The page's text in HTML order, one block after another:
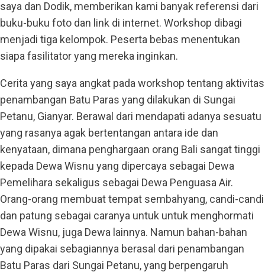
saya dan Dodik, memberikan kami banyak referensi dari
buku-buku foto dan link di internet. Workshop dibagi
menjadi tiga kelompok. Peserta bebas menentukan
siapa fasilitator yang mereka inginkan.
Cerita yang saya angkat pada workshop tentang aktivitas
penambangan Batu Paras yang dilakukan di Sungai
Petanu, Gianyar. Berawal dari mendapati adanya sesuatu
yang rasanya agak bertentangan antara ide dan
kenyataan, dimana penghargaan orang Bali sangat tinggi
kepada Dewa Wisnu yang dipercaya sebagai Dewa
Pemelihara sekaligus sebagai Dewa Penguasa Air.
Orang-orang membuat tempat sembahyang, candi-candi
dan patung sebagai caranya untuk untuk menghormati
Dewa Wisnu, juga Dewa lainnya. Namun bahan-bahan
yang dipakai sebagiannya berasal dari penambangan
Batu Paras dari Sungai Petanu, yang berpengaruh